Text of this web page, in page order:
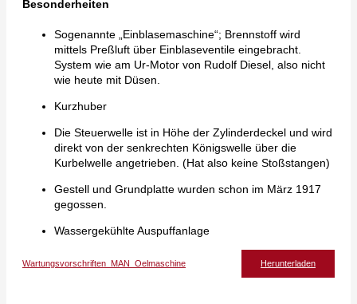
Besonderheiten
Sogenannte „Einblasemaschine“; Brennstoff wird
mittels Preßluft über Einblaseventile eingebracht.
System wie am Ur-Motor von Rudolf Diesel, also nicht
wie heute mit Düsen.
Kurzhuber
Die Steuerwelle ist in Höhe der Zylinderdeckel und wird
direkt von der senkrechten Königswelle über die
Kurbelwelle angetrieben. (Hat also keine Stoßstangen)
Gestell und Grundplatte wurden schon im März 1917
gegossen.
Wassergekühlte Auspuffanlage
Wartungsvorschriften_MAN_Oelmaschine Herunterladen